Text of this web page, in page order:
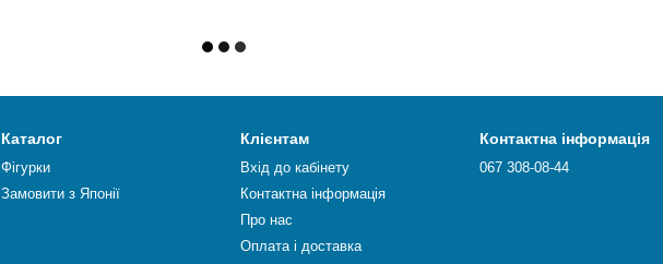
Каталог
Фігурки
Замовити з Японії
Клієнтам
Вхід до кабінету
Контактна інформація
Про нас
Оплата і доставка
Контактна інформація
067 308-08-44